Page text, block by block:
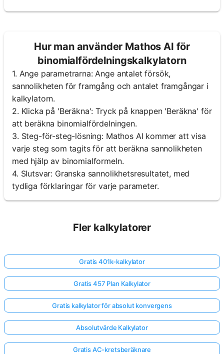
Hur man använder Mathos AI för
binomialfördelningskalkylatorn
1. Ange parametrarna: Ange antalet försök,
sannolikheten för framgång och antalet framgångar i
kalkylatorn.
2. Klicka på 'Beräkna': Tryck på knappen 'Beräkna' för
att beräkna binomialfördelningen.
3. Steg-för-steg-lösning: Mathos AI kommer att visa
varje steg som tagits för att beräkna sannolikheten
med hjälp av binomialformeln.
4. Slutsvar: Granska sannolikhetsresultatet, med
tydliga förklaringar för varje parameter.
Fler kalkylatorer
Gratis 401k-kalkylator
Gratis 457 Plan Kalkylator
Gratis kalkylator för absolut konvergens
Absolutvärde Kalkylator
Gratis AC-kretsberäknare